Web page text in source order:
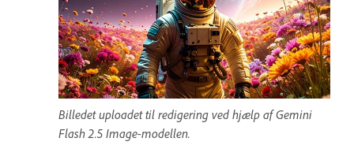
Billedet uploadet til redigering ved hjælp af Gemini
Flash 2.5 Image-modellen.